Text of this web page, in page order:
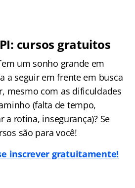
cursos gratuitos
um sonho grande em
a seguir em frente em busca
mesmo com as dificuldades
(falta de tempo,
a rotina, insegurança)? Se
são para você!
inscrever gratuitamente!